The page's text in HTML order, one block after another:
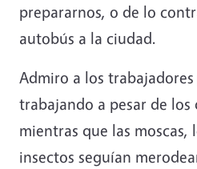
prepararnos, o de lo
autobús a la ciudad.
Admiro a los
trabajando a pesar de los
mientras que las moscas,
insectos seguían